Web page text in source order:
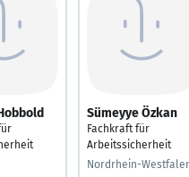
Sümeyye Özkan
Fachkraft für
Arbeitssicherheit
Nordrhein-